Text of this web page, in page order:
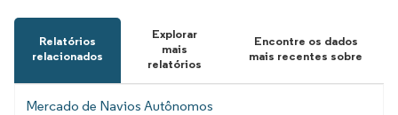
Relatórios
relacionados
Explorar
mais
relatórios
Encontre os dados
mais recentes sobre
Mercado de Navios Autônomos